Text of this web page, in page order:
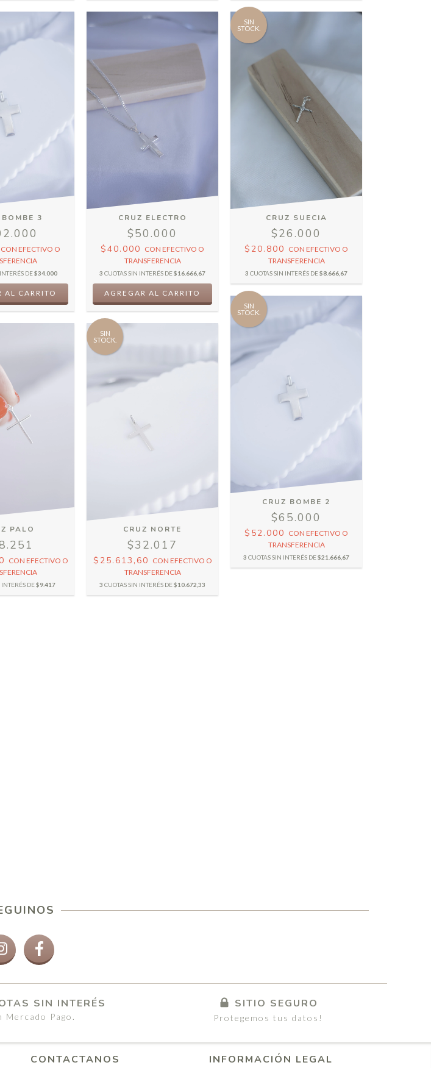
BOMBE 3
CON EFECTIVO O
DE$34.000
CRUZ ELECTRO
$50.000
$40.000 CON EFECTIVO O
TRANSFERENCIA
3 CUOTAS SIN INTERÉS DE$16.666,67
SIN
STOCK.
CRUZ SUECIA
$26.000
$20.800 CON EFECTIVO O
TRANSFERENCIA
3 CUOTAS SIN INTERÉS DE$8.666,67
PALO
CON EFECTIVO O
INTERÉS DE$9.417
SIN
STOCK.
CRUZ NORTE
$32.017
$25.613,60 CON EFECTIVO O
TRANSFERENCIA
3 CUOTAS SIN INTERÉS DE$10.672,33
SIN
STOCK.
CRUZ BOMBE 2
$65.000
$52.000 CON EFECTIVO O
TRANSFERENCIA
3 CUOTAS SIN INTERÉS DE$21.666,67
SIN INTERÉS
Mercado Pago.
SITIO SEGURO
Protegemos tus datos!
CONTACTANOS INFORMACIÓN LEGAL